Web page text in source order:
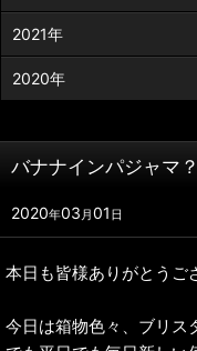
バナナインパジャマ？
2020年03 月01 日
本日も皆様ありがとう
今日は箱物色々、ブリス
2021年
2020年